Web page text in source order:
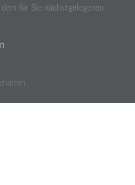
für Sie nächstgelegenen